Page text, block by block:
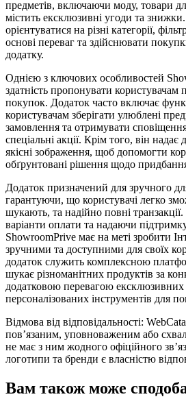
предметів, включаючи моду, товари
містить ексклюзивні угоди та
орієнтуватися на різні категорії,
основі переваг та здійснювати
додатку.
Однією з ключових особливостей
здатність пропонувати користувачам
покупок. Додаток часто включає
користувачам зберігати улюблені
замовлення та отримувати
спеціальні акції. Крім того, він надає
якісні зображення, щоб допомогти
обґрунтовані рішення щодо
Додаток призначений для зручного
гарантуючи, що користувачі легко
шукають, та надійно повні транзакції.
варіанти оплати та надаючи
ShowroomPrive має на меті зробити
зручними та доступними для своїх
додаток служить комплексною
шукає різноманітних продуктів за
додатковою перевагою ексклюзивних
персоналізованих інструментів для
Відмова від відповідальності:
пов’язаним, уповноваженим або
не має з ним жодного офіційного
логотипи та бренди є власністю
Вам також може